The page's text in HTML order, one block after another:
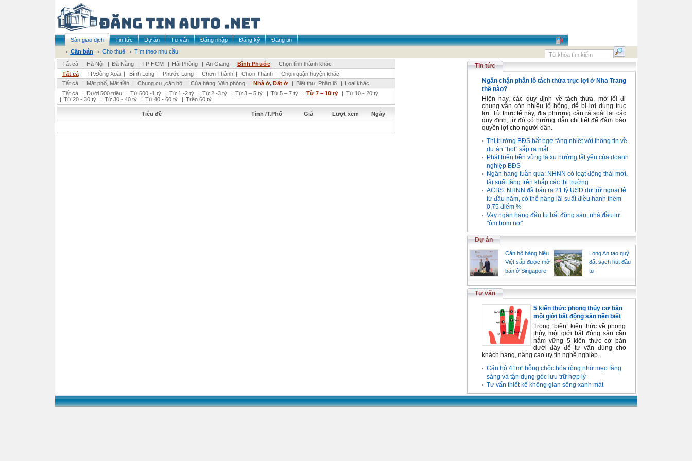
Sàn giao dịch Tin tức Dự án Tư vấn Đăng nhập Đăng ký
Đăng tin
Cần bán
Cho thuê
Tìm theo nhu cầu
Tất cả
| Hà Nội | Đà Nẵng | TP HCM | Hải Phòng | An Giang | Bình Phước | Chọn tỉnh thành khác
Tất cả | TP.Đồng Xoài | Bình Long | Phước Long | Chơn Thành | Chơn Thành |
Chọn quận huyện khác
Tất cả
| Mặt phố, Mặt tiền | Chung cư ,căn hộ | Cửa hàng, Văn phòng | Nhà ở, Đất ở | Biệt thự, Phân lô | Loại khác
Tất cả
| Dưới 500 triệu | Từ 500 -1 tỷ | Từ 1 -2 tỷ | Từ 2 -3 tỷ | Từ 3 – 5 tỷ | Từ 5 – 7 tỷ | Từ 7 – 10 tỷ | Từ 10 - 20 tỷ
| Từ 20 - 30 tỷ | Từ 30 - 40 tỷ | Từ 40 - 60 tỷ | Trên 60 tỷ
Tiêu đề Tỉnh /T.Phố Giá Lượt xem Ngày
Tin tức
Ngăn chặn phân lô tách thửa trục lợi ở Nha Trang
thế nào?
Hiện nay, các quy định về tách thửa, mở lối đi
chung vẫn còn nhiều lổ hổng, dễ bị lợi dụng trục
lợi. Từ thực tế này, địa phương cần rà soát lại các
quy định, từ đó có hướng dẫn chi tiết để đảm bảo
quyền lợi cho người dân.
Thị trường BĐS bất ngờ tăng nhiệt với thông tin về
dự án “hot” sắp ra mắt
Phát triển bền vững là xu hướng tất yếu của doanh
nghiệp BĐS
Ngân hàng tuần qua: NHNN có loạt động thái mới,
lãi suất tăng trên khắp các thị trường
ACBS: NHNN đã bán ra 21 tỷ USD dự trữ ngoại tệ
từ đầu năm, có thể nâng lãi suất điều hành thêm
0,75 điểm %
Vay ngân hàng đầu tư bất động sản, nhà đầu tư
"ôm bom nợ"
Dự án
Căn hộ hàng hiệu
Việt sắp được mở
bán ở Singapore
Long An tạo quỹ
đất sạch hút đầu
tư
Tư vấn
5 kiến thức phong thủy cơ bản
môi giới bất động sản nên biết
Trong “biển” kiến thức về phong
thủy, môi giới bất động sản cần
nắm vững 5 kiến thức cơ bản
dưới đây để tư vấn đúng cho
khách hàng, nâng cao uy tín nghề nghiệp.
Căn hộ 41m² bỗng chốc hóa rộng nhờ mẹo tăng
sáng và tận dụng góc lưu trữ hợp lý
Tư vấn thiết kế không gian sống xanh mát